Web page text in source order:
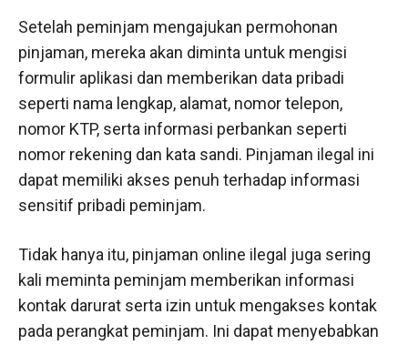
Setelah peminjam mengajukan permohonan
pinjaman, mereka akan diminta untuk mengisi
formulir aplikasi dan memberikan data pribadi
seperti nama lengkap, alamat, nomor telepon,
nomor KTP, serta informasi perbankan seperti
nomor rekening dan kata sandi. Pinjaman ilegal ini
dapat memiliki akses penuh terhadap informasi
sensitif pribadi peminjam.
Tidak hanya itu, pinjaman online ilegal juga sering
kali meminta peminjam memberikan informasi
kontak darurat serta izin untuk mengakses kontak
pada perangkat peminjam. Ini dapat menyebabkan